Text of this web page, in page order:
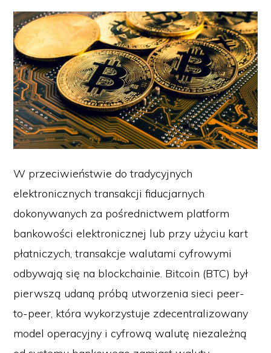
W przeciwieństwie do tradycyjnych
elektronicznych transakcji fiducjarnych
dokonywanych za pośrednictwem platform
bankowości elektronicznej lub przy użyciu kart
płatniczych, transakcje walutami cyfrowymi
odbywają się na blockchainie. Bitcoin (BTC) był
pierwszą udaną próbą utworzenia sieci peer-
to-peer, która wykorzystuje zdecentralizowany
model operacyjny i cyfrową walutę niezależną